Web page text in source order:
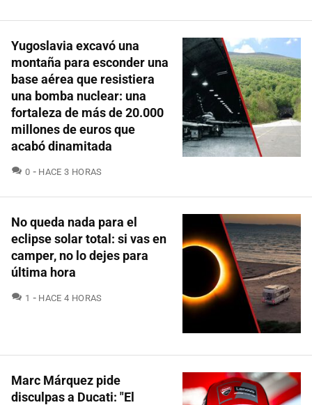
Yugoslavia excavó una
montaña para esconder una
base aérea que resistiera
una bomba nuclear: una
fortaleza de más de 20.000
millones de euros que
acabó dinamitada
0 COMENTARIOS
HACE 3 HORAS
No queda nada para el
eclipse solar total: si vas en
camper, no lo dejes para
última hora
1 COMENTARIOS
HACE 4 HORAS
Marc Márquez pide
disculpas a Ducati: "El